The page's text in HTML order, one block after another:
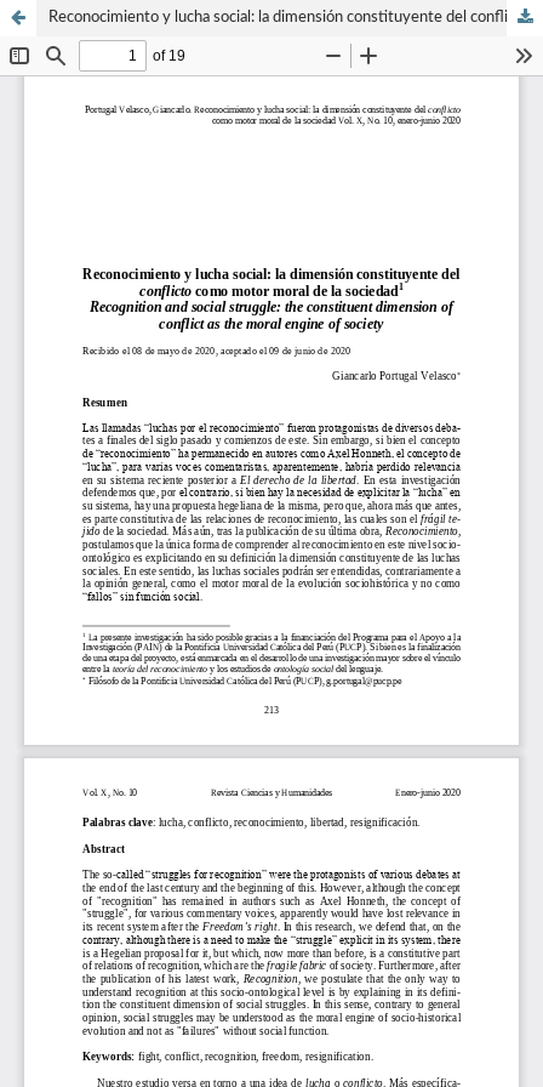
Reconocimiento y lucha social: la dimensión constituyente del conflicto como motor moral de la sociedad